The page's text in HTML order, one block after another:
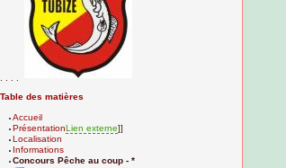
Table des matières
Accueil
PrésentationLien externe]]
Localisation
Informations
Concours Pêche au coup - *